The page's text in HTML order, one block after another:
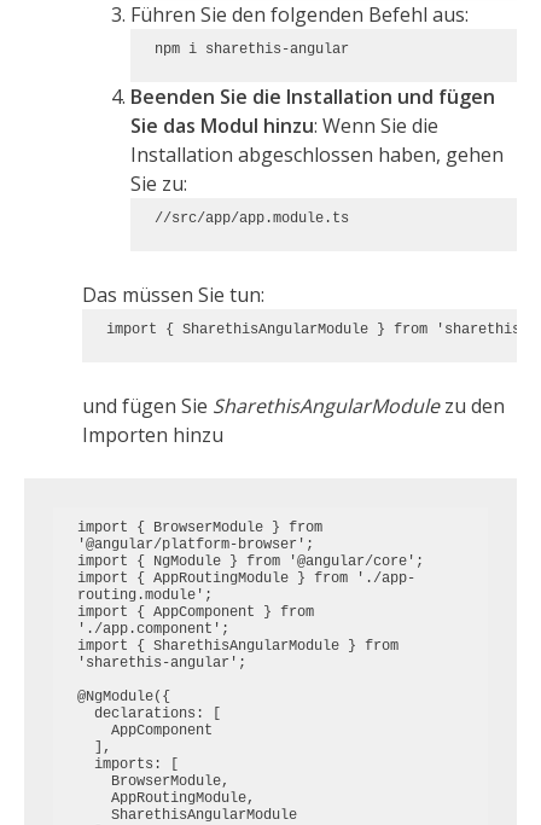
Führen Sie den folgenden Befehl aus:
npm i sharethis-angular
Beenden Sie die Installation und fügen
Sie das Modul hinzu: Wenn Sie die
Installation abgeschlossen haben, gehen
Sie zu:
//src/app/app.module.ts
Das müssen Sie tun:
import { SharethisAngularModule } from 'sharethis-
und fügen Sie SharethisAngularModulezu den
Importen hinzu
import { BrowserModule } from
'@angular/platform-browser';
import { NgModule } from '@angular/core';
import { AppRoutingModule } from './app-
routing.module';
import { AppComponent } from
'./app.component';
import { SharethisAngularModule } from
'sharethis-angular';
@NgModule({